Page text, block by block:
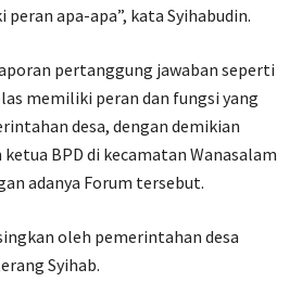
apa-apa”, kata Syihabudin.
pertanggung jawaban seperti
memiliki peran dan fungsi yang
desa, dengan demikian
BPD di kecamatan Wanasalam
adanya Forum tersebut.
oleh pemerintahan desa
Syihab.